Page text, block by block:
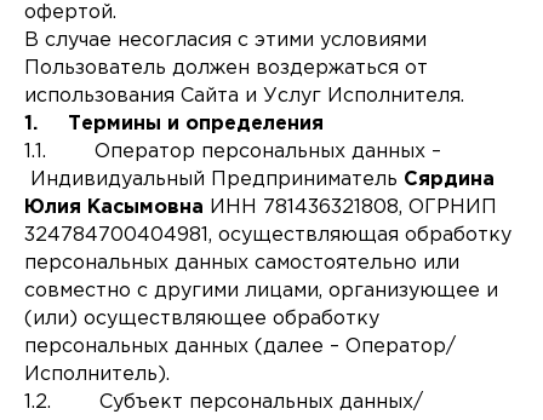
офертой.
В случае несогласия с этими условиями
Пользователь должен воздержаться от
использования Сайта и Услуг Исполнителя.
1. Термины и определения
1.1. Оператор персональных данных –
Индивидуальный Предприниматель Сярдина
Юлия Касымовна ИНН 781436321808, ОГРНИП
324784700404981, осуществляющая обработку
персональных данных самостоятельно или
совместно с другими лицами, организующее и
(или) осуществляющее обработку
персональных данных (далее – Оператор/
Исполнитель).
1.2. Субъект персональных данных/